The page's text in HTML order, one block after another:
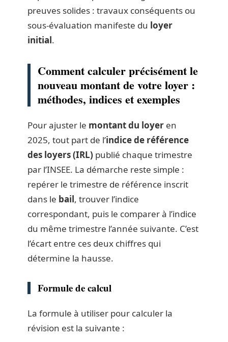
preuves solides : travaux conséquents ou
sous-évaluation manifeste du loyer
initial.
Comment calculer précisément le
nouveau montant de votre loyer :
méthodes, indices et exemples
Pour ajuster le montant du loyer en
2025, tout part de l’indice de référence
des loyers (IRL) publié chaque trimestre
par l’INSEE. La démarche reste simple :
repérer le trimestre de référence inscrit
dans le bail, trouver l’indice
correspondant, puis le comparer à l’indice
du même trimestre l’année suivante. C’est
l’écart entre ces deux chiffres qui
détermine la hausse.
Formule de calcul
La formule à utiliser pour calculer la
révision est la suivante :